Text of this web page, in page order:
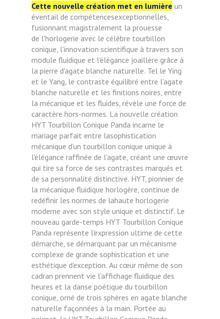
Cette nouvelle création met en lumière un
éventail de compétencesexceptionnelles,
fusionnant magistralement la prouesse
de l'horlogerie avec le célèbre tourbillon
conique, l'innovation scientifique à travers son
module fluidique et l'élégance joaillère grâce à
la pierre d'agate blanche naturelle. Tel le Ying
et le Yang, le contraste équilibré entre l’agate
blanche naturelle et les finitions noires, entre
la mécanique et les fluides, révèle une force de
caractère hors-normes. La nouvelle création
HYT Tourbillon Conique Panda incarne le
mariage parfait entre lasophistication
mécanique d'un tourbillon conique unique à
l'élégance raffinée de l'agate, créant une œuvre
qui tire sa force de ses contrastes marqués et
de sa personnalité distinctive. HYT, pionnier de
la mécanique fluidique horlogère, continue de
redéfinir les normes de lahaute horlogerie
moderne avec son style unique et distinctif. Le
nouveau garde-temps HYT Tourbillon Conique
Panda représente l'expression ultime de cette
démarche, se démarquant par un mécanisme
complexe de grande sophistication et une
esthétique d’exception. Au cœur même de son
cadran prennent vie l'affichage fluidique des
heures et la danse poétique du tourbillon
conique, orné de trois sphères en agate blanche
naturelle façonnées à la main. Portée au